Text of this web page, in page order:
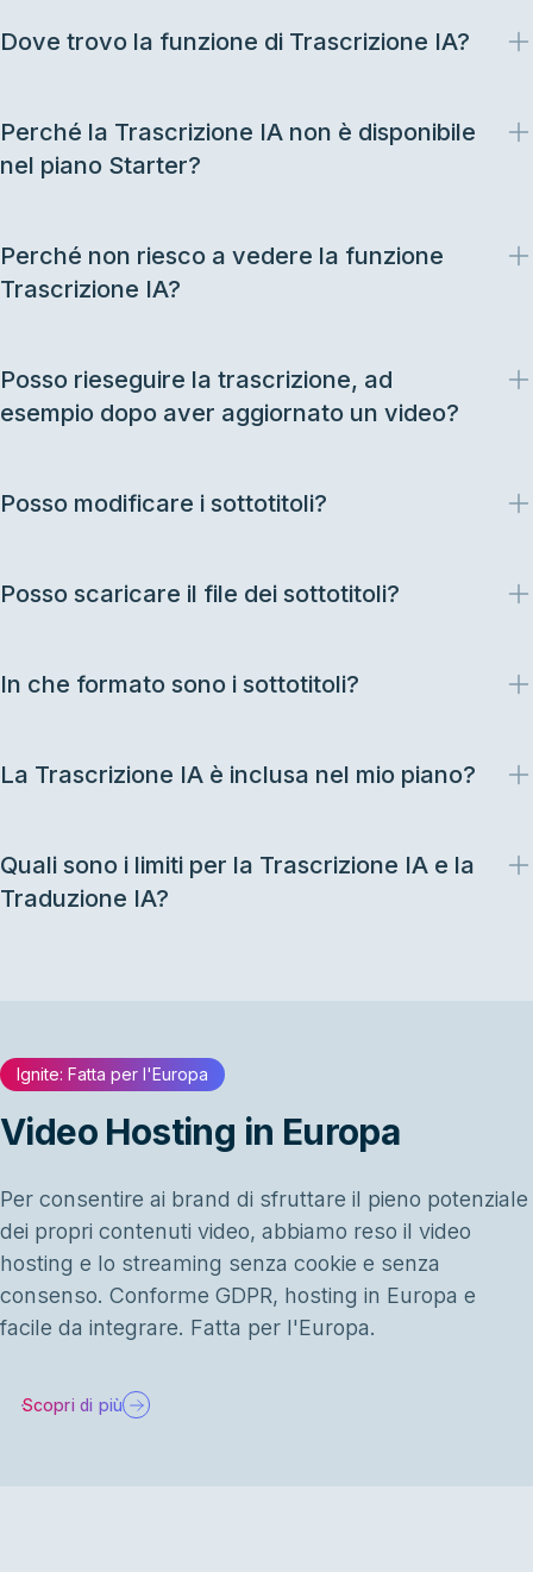
Dove trovo la funzione di Trascrizione IA?
Perché la Trascrizione IA non è disponibile
nel piano Starter?
Perché non riesco a vedere la funzione
Trascrizione IA?
Posso rieseguire la trascrizione, ad
esempio dopo aver aggiornato un video?
Posso modificare i sottotitoli?
Posso scaricare il file dei sottotitoli?
In che formato sono i sottotitoli?
La Trascrizione IA è inclusa nel mio piano?
Quali sono i limiti per la Trascrizione IA e la
Traduzione IA?
Ignite: Fatta per l'Europa
Video Hosting in Europa
Per consentire ai brand di sfruttare il pieno potenziale
dei propri contenuti video, abbiamo reso il video
hosting e lo streaming senza cookie e senza
consenso. Conforme GDPR, hosting in Europa e
facile da integrare. Fatta per l'Europa.
Scopri di più